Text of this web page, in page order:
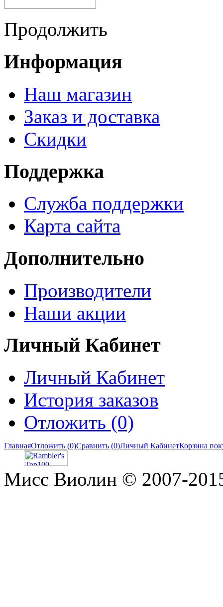
Продолжить
Информация
Наш магазин
Заказ и доставка
Скидки
Поддержка
Служба поддержки
Карта сайта
Дополнительно
Производители
Наши акции
Личный Кабинет
Личный Кабинет
История заказов
Отложить (0)
ГлавнаяОтложить (0)Сравнить (0)Личный КабинетКорзина
Мисс Виолин © 2007-